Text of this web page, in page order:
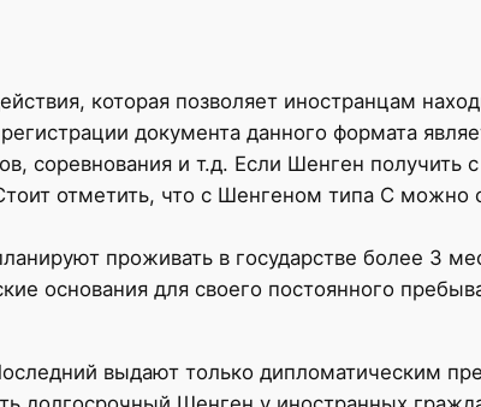
которая позволяет иностранцам
документа данного формата
соревнования и т.д. Если Шенген получить с
отметить, что с Шенгеном типа С можно
проживать в государстве более 3
основания для своего постоянного
выдают только дипломатическим